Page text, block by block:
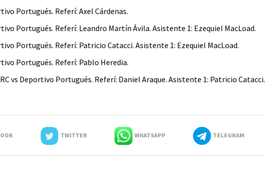
Portugués. Referí: Axel Cárdenas.
Portugués. Referí: Leandro Martín Ávila. Asistente 1: Ezequiel MacLoad.
Portugués. Referí: Patricio Catacci. Asistente 1: Ezequiel MacLoad.
Portugués. Referí: Pablo Heredia.
vs Deportivo Portugués. Referí: Daniel Araque. Asistente 1: Patricio Catacci.
TWITTER WHATSAPP TELEGRAM